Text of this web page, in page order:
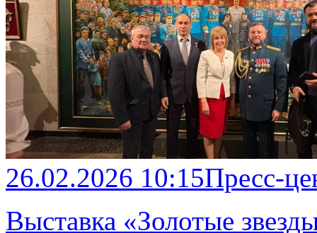
26.02.2026 10:15Пресс-
Выставка «Золотые